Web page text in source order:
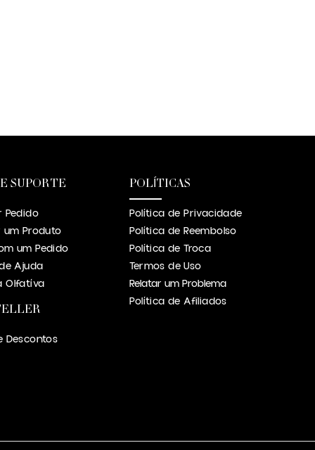
SUPORTE
Pedido
um Produto
um Pedido
Ajuda
Olfatíva
Descontos
POLÍTICAS
Política de Privacidade
Política de Reembolso
Política de Troca
Termos de Uso
Relatar um Problema
Política de Afiliados